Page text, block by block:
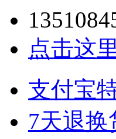
点击这
支付宝
7天退换